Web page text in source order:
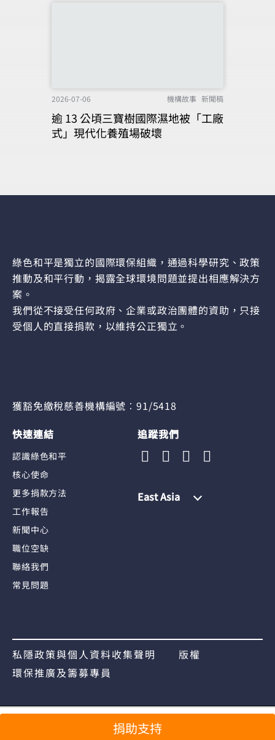
2026-07-06 機構故事 新聞稿
逾 13 公頃三寶樹國際濕地被「工廠
式」現代化養殖場破壞
綠色和平是獨立的國際環保組織，通過科學研究、政策
推動及和平行動，揭露全球環境問題並提出相應解決方
案。
我們從不接受任何政府、企業或政治團體的資助，只接
受個人的直接捐款，以維持公正獨立。
獲豁免繳稅慈善機構編號︰91/5418
快速連結
認識綠色和平
核心使命
更多捐款方法
工作報告
新聞中心
職位空缺
聯絡我們
常見問題
追蹤我們
East Asia
私隱政策與個人資料收集聲明
版權
環保推廣及籌募專員
捐助支持